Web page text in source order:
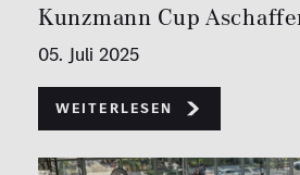
Kunzmann Cup
05. Juli 2025
Weiterlesen